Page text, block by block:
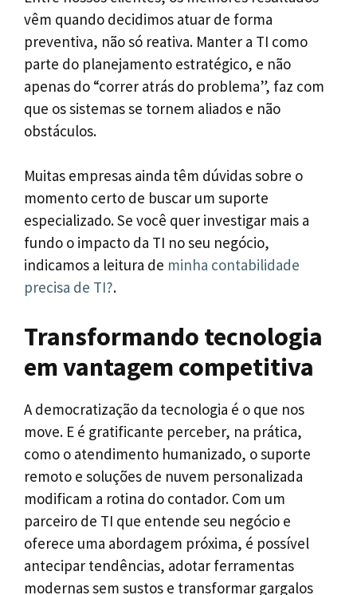
vêm quando decidimos atuar de forma
preventiva, não só reativa. Manter a TI como
parte do planejamento estratégico, e não
apenas do “correr atrás do problema”, faz com
que os sistemas se tornem aliados e não
obstáculos.
Muitas empresas ainda têm dúvidas sobre o
momento certo de buscar um suporte
especializado. Se você quer investigar mais a
fundo o impacto da TI no seu negócio,
indicamos a leitura de minha contabilidade
precisa de TI?.
Transformando tecnologia
em vantagem competitiva
A democratização da tecnologia é o que nos
move. E é gratificante perceber, na prática,
como o atendimento humanizado, o suporte
remoto e soluções de nuvem personalizada
modificam a rotina do contador. Com um
parceiro de TI que entende seu negócio e
oferece uma abordagem próxima, é possível
antecipar tendências, adotar ferramentas
modernas sem sustos e transformar gargalos